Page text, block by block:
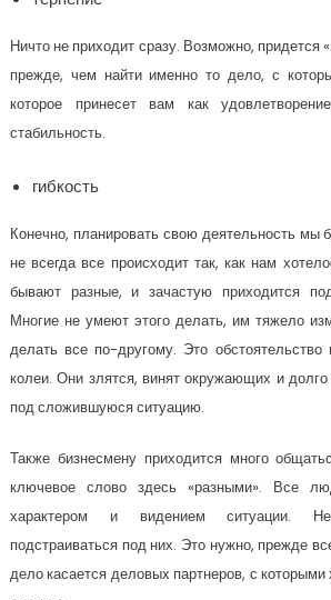
Ничто не приходит сразу. Возможно, придется
прежде, чем найти именно то дело, с
которое принесет вам как
стабильность.
гибкость
Конечно, планировать свою деятельность мы
не всегда все происходит так, как нам
бывают разные, и зачастую приходится
Многие не умеют этого делать, им тяжело
делать все по-другому. Это обстоятельство
колеи. Они злятся, винят окружающих и долго
под сложившуюся ситуацию.
Также бизнесмену приходится много
ключевое слово здесь «разными». Все
характером и видением ситуации.
подстраиваться под них. Это нужно, прежде
дело касается деловых партнеров, с